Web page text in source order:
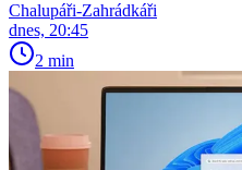
Chalupáři-Zahrádkáři
dnes, 20:45
2 min